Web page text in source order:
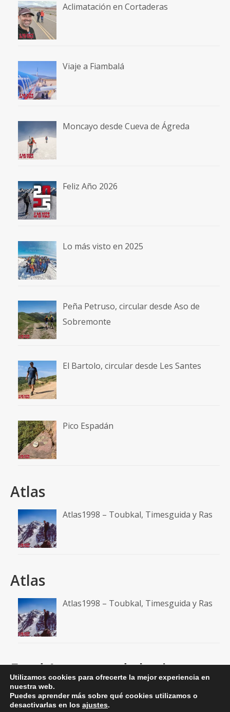
Aclimatación en Cortaderas
Viaje a Fiambalá
Moncayo desde Cueva de Ágreda
Feliz Año 2026
Lo más visto en 2025
Peña Petruso, circular desde Aso de
Sobremonte
El Bartolo, circular desde Les Santes
Pico Espadán
Atlas
Atlas1998 – Toubkal, Timesguida y Ras
Atlas
Atlas1998 – Toubkal, Timesguida y Ras
Feed A un paso de la cima
RSS: Entradas
RSS: Comentarios
Utilizamos cookies para ofrecerte la mejor experiencia en
nuestra web.
Puedes aprender más sobre qué cookies utilizamos o
desactivarlas en los ajustes.